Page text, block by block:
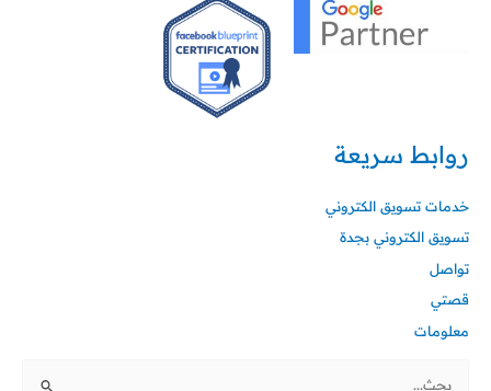
روابط سريعة
خدمات تسويق الكتروني
تسويق الكتروني بجدة
تواصل
قصتي
معلومات